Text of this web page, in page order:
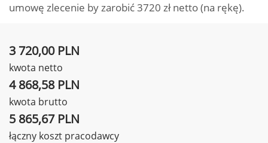
umowę zlecenie by zarobić 3720 zł netto (na rękę).
3 720,00 PLN
kwota netto
4 868,58 PLN
kwota brutto
5 865,67 PLN
łączny koszt pracodawcy